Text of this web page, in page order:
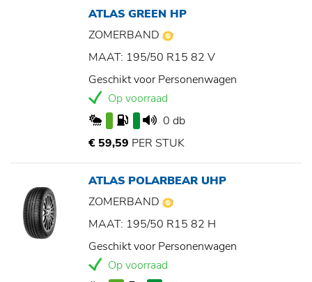
ATLAS GREEN HP
ZOMERBAND
MAAT: 195/50 R15 82 V
Geschikt voor Personenwagen
Op voorraad
0 db
€ 59,59 PER STUK
ATLAS POLARBEAR UHP
ZOMERBAND
MAAT: 195/50 R15 82 H
Geschikt voor Personenwagen
Op voorraad